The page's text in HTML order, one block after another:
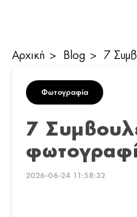
Αρχική Blog 7
Φωτογραφία
7
2026-06-24 11:58:32